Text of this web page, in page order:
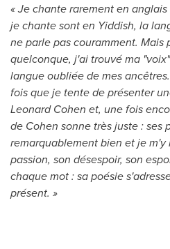
« Je chante rarement en
je chante sont en Yiddish, la
ne parle pas couramment. Mais
quelconque, j'ai trouvé ma
langue oubliée de mes
fois que je tente de présenter
Leonard Cohen et, une fois
de Cohen sonne très juste : ses
remarquablement bien et je m'y
passion, son désespoir, son
chaque mot : sa poésie
présent. »